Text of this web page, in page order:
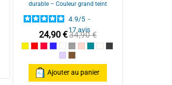
durable – Couleur grand teint
4.9/5 -
17avis
24,90 €34,90 €
JauneRouge / Red
Framboise / Fuschia
Marine
BlancGris souris
Rose poudré / Light pink
Bleu Canard
NaturelGris Foncé
ParmeCannelle
Ajouter au panier